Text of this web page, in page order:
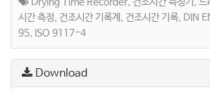
시간 측정, 건조시간 기록계 , 건조시간 기록, DIN
95, ISO 9117-4
Download